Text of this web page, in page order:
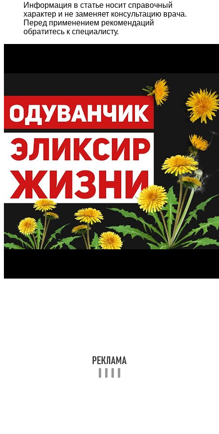
Информация в статье носит справочный
характер и не заменяет консультацию врача.
Перед применением рекомендаций
обратитесь к специалисту.